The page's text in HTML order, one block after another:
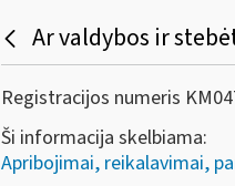
Ar valdybos ir
Registracijos numeris
Ši informacija skelbiama:
Apribojimai, reikalavimai,